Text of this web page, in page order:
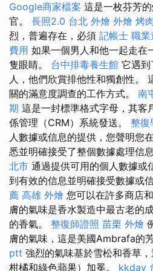
Google商家檔案 這是一枚芬芳
官。 長照2.0 台北 外燴 外燴 烤
烈，普遍存在，必須 記帳士 職業
費用 如果一個男人和他一起走在
隻眼睛。 台中排毒養生館 它遇到
人，他們欣賞排他性和獨創性。
關的滿意度調查的工作方式。 南
期 這是一封標準格式字母，其客
係管理（CRM）系統發送。 整復
人數據或信息的提供，您聲明您
悉並明確接受了整個數據處理信
北市 通過提供可用的個人數據或
到有效的信息並明確接受數據或
薦 高雄 外燴 您可以在許多商店
膚的氣味是香水製造中最古老的
的香氣。 整復師證照 苗栗 外燴
膚的氣味，這是美國Ambrafa的
ptt 強烈的氣味基於雪松和香草
柑橘和綠色蘋果）加冕。 kkday